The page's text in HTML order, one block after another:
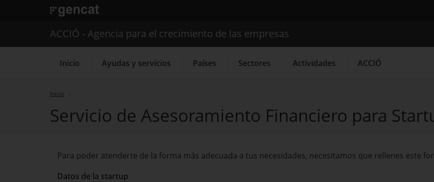
. Abrir en una nueva ventana.
Buscador
Servicios de Internacionalización Servicios de Innovación Servicios
ACCIÓ - Agencia para el crecimiento de las empresas
Inicio Ayudas y servicios Países Sectores Actividades ACCIÓ
Inicio
Servicio de Asesoramiento Financiero para
Para poder atenderte de la forma más adecuada a tus necesidades, necesitamos que rellenes este
Datos de la startup